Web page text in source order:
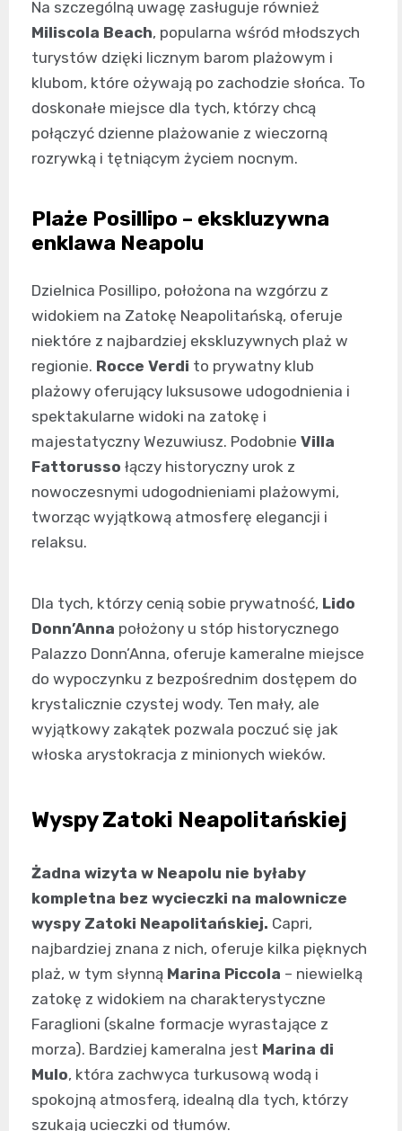
Na szczególną uwagę zasługuje również
Miliscola Beach, popularna wśród młodszych
turystów dzięki licznym barom plażowym i
klubom, które ożywają po zachodzie słońca. To
doskonałe miejsce dla tych, którzy chcą
połączyć dzienne plażowanie z wieczorną
rozrywką i tętniącym życiem nocnym.
Plaże Posillipo – ekskluzywna
enklawa Neapolu
Dzielnica Posillipo, położona na wzgórzu z
widokiem na Zatokę Neapolitańską, oferuje
niektóre z najbardziej ekskluzywnych plaż w
regionie. Rocce Verdi to prywatny klub
plażowy oferujący luksusowe udogodnienia i
spektakularne widoki na zatokę i
majestatyczny Wezuwiusz. Podobnie Villa
Fattorusso łączy historyczny urok z
nowoczesnymi udogodnieniami plażowymi,
tworząc wyjątkową atmosferę elegancji i
relaksu.
Dla tych, którzy cenią sobie prywatność, Lido
Donn’Anna położony u stóp historycznego
Palazzo Donn’Anna, oferuje kameralne miejsce
do wypoczynku z bezpośrednim dostępem do
krystalicznie czystej wody. Ten mały, ale
wyjątkowy zakątek pozwala poczuć się jak
włoska arystokracja z minionych wieków.
Wyspy Zatoki Neapolitańskiej
Żadna wizyta w Neapolu nie byłaby
kompletna bez wycieczki na malownicze
wyspy Zatoki Neapolitańskiej. Capri,
najbardziej znana z nich, oferuje kilka pięknych
plaż, w tym słynną Marina Piccola – niewielką
zatokę z widokiem na charakterystyczne
Faraglioni (skalne formacje wyrastające z
morza). Bardziej kameralna jest Marina di
Mulo, która zachwyca turkusową wodą i
spokojną atmosferą, idealną dla tych, którzy
szukają ucieczki od tłumów.